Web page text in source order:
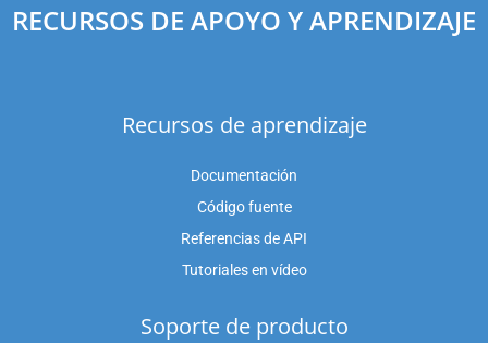
RECURSOS DE APOYO Y APRENDIZAJE
Recursos de aprendizaje
Documentación
Código fuente
Referencias de API
Tutoriales en vídeo
Soporte de producto